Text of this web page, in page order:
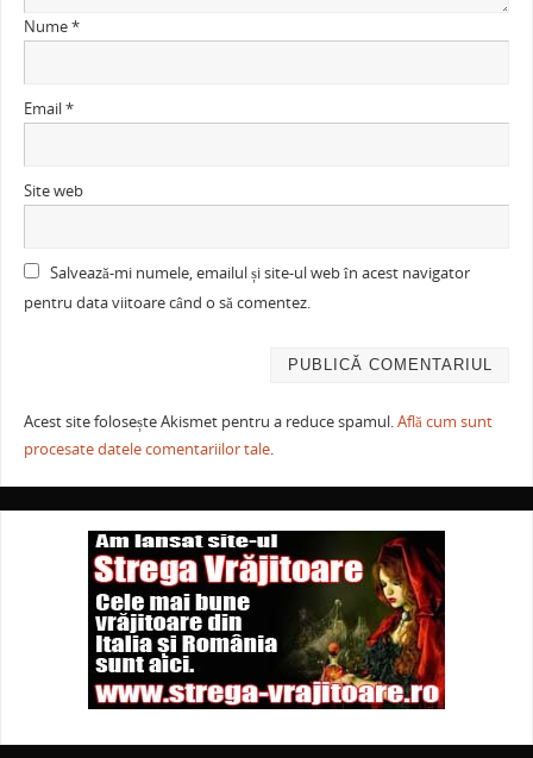
Nume*
Email*
Site web
Salvează-mi numele, emailul și site-ul web în acest navigator
pentru data viitoare când o să comentez.
Acest site folosește Akismet pentru a reduce spamul.Află cum sunt
procesate datele comentariilor tale.